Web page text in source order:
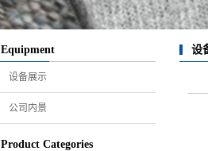
Equipment
设备展示
公司内景
Product Categories
设